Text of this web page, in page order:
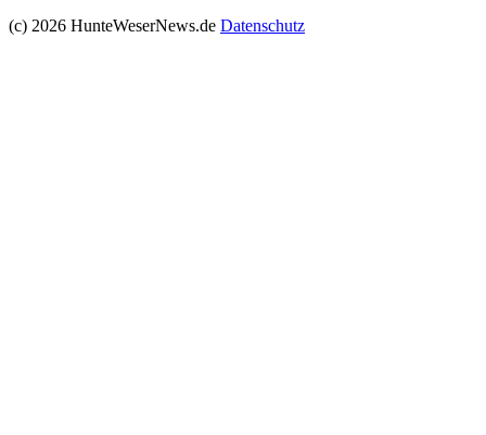
(c) 2026 HunteWeserNews.de Datenschutz